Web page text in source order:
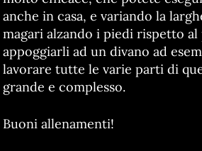
anche in casa, e variando la
magari alzando i piedi rispetto al
appoggiarli ad un divano ad
lavorare tutte le varie parti di
grande e complesso.
Buoni allenamenti!